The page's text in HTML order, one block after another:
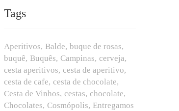
Tags
Aperitivos Balde buque de rosas
buquê Buquês Campinas cerveja
cesta aperitivos cesta de aperitivo
cesta de cafe cesta de chocolate
Cesta de Vinhos cestas chocolate
Chocolates Cosmópolis Entregamos